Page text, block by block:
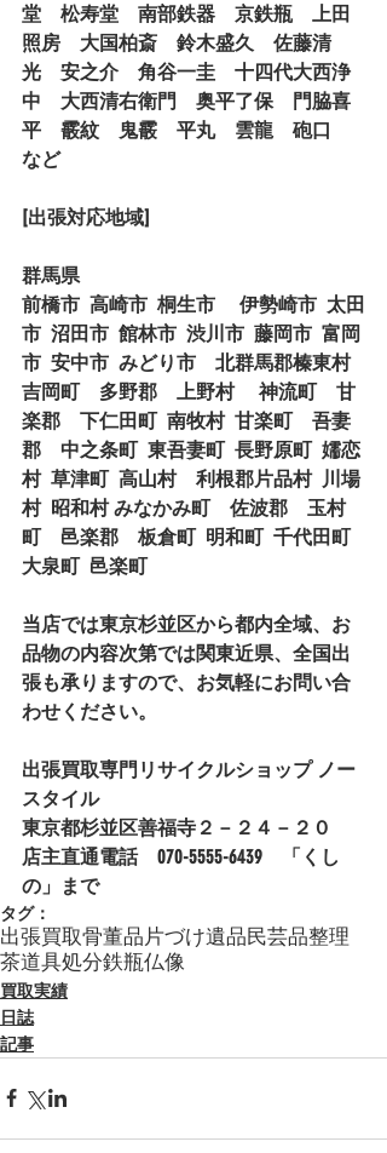
堂　松寿堂　南部鉄器　京鉄瓶　上田
照房　大国柏斎　鈴木盛久　佐藤清
光　安之介　角谷一圭　十四代大西浄
中　大西清右衛門　奥平了保　門脇喜
平　霰紋　鬼霰　平丸　雲龍　砲口
など
[出張対応地域]
群馬県
前橋市  高崎市  桐生市 　伊勢崎市  太田
市  沼田市  館林市  渋川市  藤岡市  富岡
市  安中市  みどり市　北群馬郡榛東村
吉岡町　多野郡　上野村 　神流町　甘
楽郡　下仁田町  南牧村  甘楽町　吾妻
郡　中之条町  東吾妻町  長野原町  嬬恋
村  草津町  高山村　利根郡片品村  川場
村  昭和村 みなかみ町　佐波郡　玉村
町　邑楽郡　板倉町  明和町  千代田町
大泉町  邑楽町
当店では東京杉並区から都内全域、お
品物の内容次第では関東近県、全国出
張も承りますので、お気軽にお問い合
わせください。
出張買取専門リサイクルショップ ノー
スタイル
東京都杉並区善福寺２－２４－２０
店主直通電話　070-5555-6439　「くし
の」まで
タグ：
出張買取骨董品片づけ遺品民芸品整理
茶道具処分鉄瓶仏像
買取実績
日誌
記事